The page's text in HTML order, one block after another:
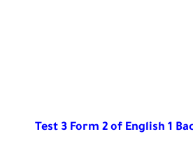
Test 3 Form 2 of English 1